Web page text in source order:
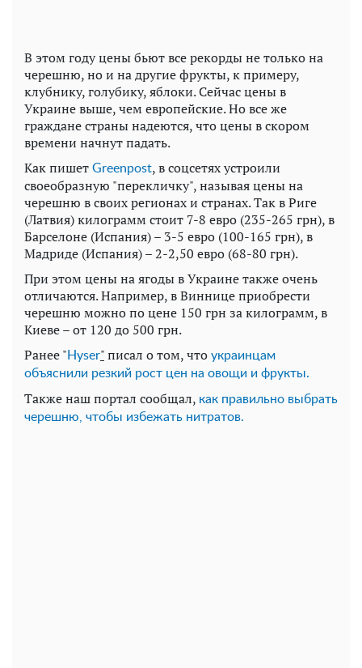
В этом году цены бьют все рекорды не только на
черешню, но и на другие фрукты, к примеру,
клубнику, голубику, яблоки.Сейчасценыв
Украине выше,чемевропейские. Но все же
граждане страны надеются, что цены в скором
времени начнут падать.
Как пишет Greenpost, в соцсетях устроили
своеобразную "перекличку", называя цены на
черешню в своих регионах и странах. Так в Риге
(Латвия) килограмм стоит 7-8 евро (235-265 грн), в
Барселоне (Испания) – 3-5 евро (100-165 грн), в
Мадриде (Испания) – 2-2,50 евро (68-80 грн).
При этом цены на ягоды в Украине также очень
отличаются. Например, в Виннице приобрести
черешню можно по цене 150 грн за килограмм, в
Киеве – от 120 до 500 грн.
Ранее " Нyser"писал о том, что украинцам
объяснили резкий рост цен на овощи и фрукты.
Также наш портал сообщал, как правильно выбрать
черешню, чтобы избежать нитратов.